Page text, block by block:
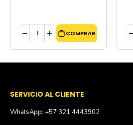
COMPRAR
SERVICIO AL CLIENTE
WhatsApp: +57 321 4443902